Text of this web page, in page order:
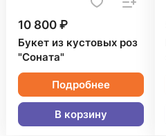
10 800 ₽
Букет из кустовых роз
"Соната"
Подробнее
В корзину